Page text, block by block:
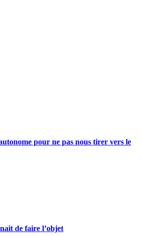
pour ne pas nous tirer vers le
de faire l’objet